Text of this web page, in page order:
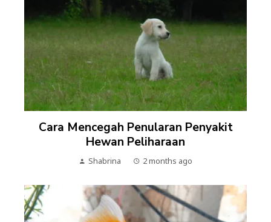
Cara Mencegah Penularan Penyakit
Hewan Peliharaan
Shabrina 2 months ago